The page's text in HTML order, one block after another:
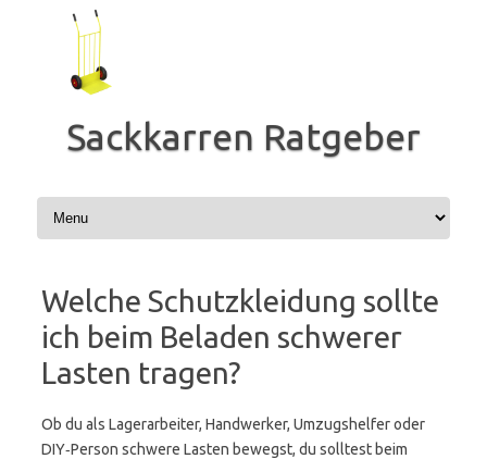
springen
Sackkarren Ratgeber
Welche Schutzkleidung sollte
ich beim Beladen schwerer
Lasten tragen?
Ob du als Lagerarbeiter, Handwerker, Umzugshelfer oder
DIY‑Person schwere Lasten bewegst, du solltest beim